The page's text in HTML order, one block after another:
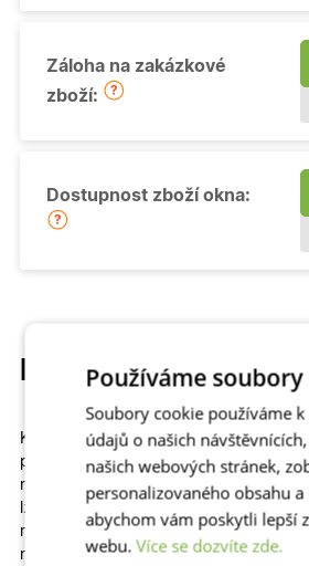
Záloha na zakázkové
zboží:
Dostupnost zboží okna:
Popis produktu
Kvalitní a cenově dostupnéotevíravé
přizpůsobitna míru. Na
rozměry
,prosklení dekory
lze izolační dvojsklo či
trojsklo v
rámečkem
– zkrátka to, co
nejlépe!
Používáme
Soubory cookie používáme k
údajů o našich
našich webových stránek,
personalizovaného obsahu
abychom vám poskytli lepší
webu.Více se dozvíte zde.